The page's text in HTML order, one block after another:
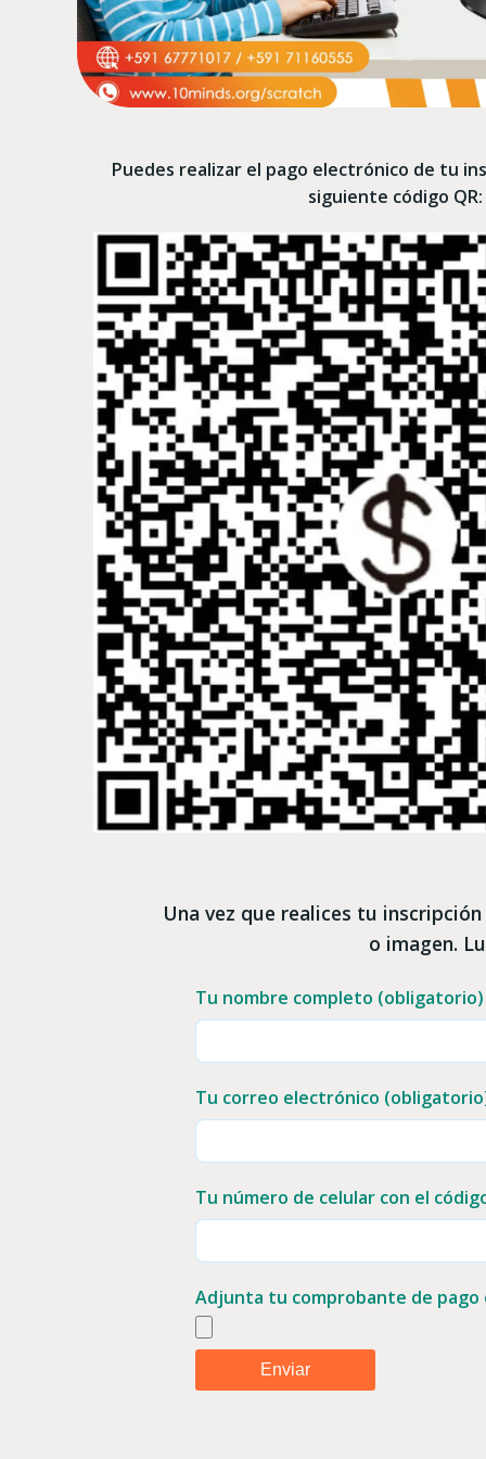
Puedes realizar el pago electrónico de tu
siguiente código QR:
Una vez que realices tu
o imagen.
Tu nombre completo (obligatorio)
Tu correo electrónico
Tu número de celular con el
Adjunta tu comprobante de